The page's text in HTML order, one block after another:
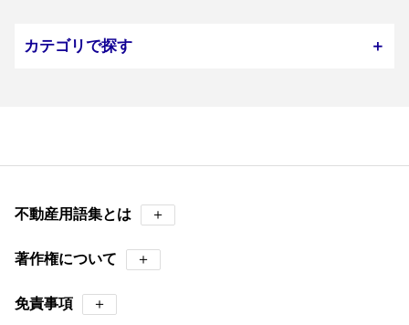
カテゴリで探す ＋
不動産用語集とは ＋
著作権について ＋
免責事項 ＋